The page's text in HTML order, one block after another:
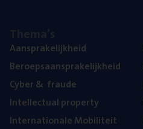
Aan­spra­ke­lijk­heid
Beroeps­aan­spra­ke­lijk­heid
Cyber& fraude
Intel­lec­tu­al property
Inter­na­ti­o­na­le Mobiliteit